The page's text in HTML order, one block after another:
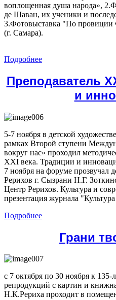
воплощенная душа народа»,
де Шаван, их ученики и
3.Фотовыставка "По
(г. Самара).
Подробнее
Преподаватель
и
5-7 ноября в детской
рамках Второй ступени
вокруг нас» проходил
XXI века. Традиции и
7 ноября на форуме прозвучал
Рерихов г. Сызрани Н.Г.
Центр Рерихов. Культура и
презентация журнала
Подробнее
Грани
с 7 октября по 30 ноября к
репродукций с картин и
Н.К.Рериха проходит в